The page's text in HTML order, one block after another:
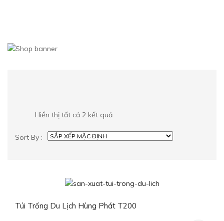
Hiển thị tất cả 2 kết quả
Sort By :
Túi Trống Du Lịch Hùng Phát T200